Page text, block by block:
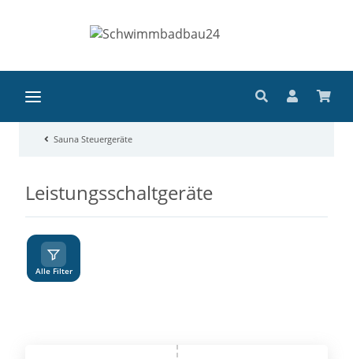
Sauna Steuergeräte
Leistungsschaltgeräte
A
Alle Filter